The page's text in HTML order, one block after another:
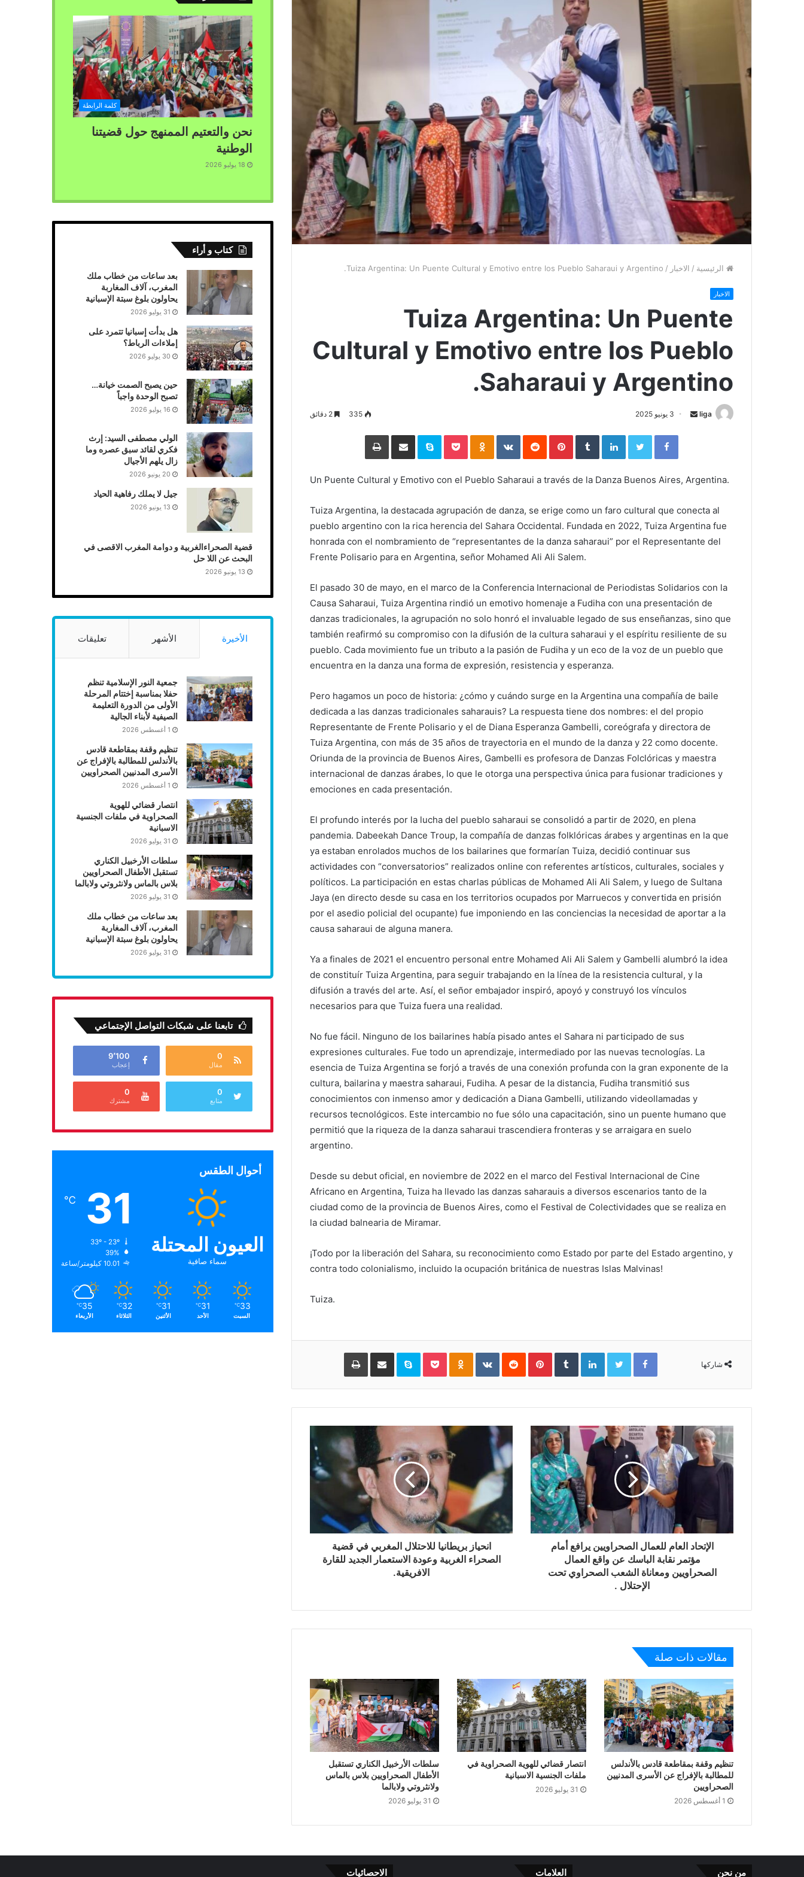
الرئيسية / الاخبار /
Tuiza Argentina: Un Puente Cultural y Emotivo entre los Pueblo Saharaui y Argentino.
الاخبار
Tuiza Argentina: Un Puente
Cultural y Emotivo entre los Pueblo
Saharaui y Argentino.
liga
n
m
a
i
3 يونيو 2025 335
Facebook
Twitter
LinkedIn
‏Tumblr
Pinterest
‏Reddit
‏VKontakte
Pocket
Skype مشاركة عبر البريد
Un Puente Cultural y Emotivo con el Pueblo Saharaui a través de la Danza Buenos Aires, Argentina.
Tuiza Argentina, la destacada agrupación de danza, se erige como un faro cultural que conecta al
pueblo argentino con la rica herencia del Sahara Occidental. Fundada en 2022, Tuiza Argentina fue
honrada con el nombramiento de “representantes de la danza saharaui” por el Representante del
Frente Polisario para en Argentina, señor Mohamed Ali Ali Salem.
El pasado 30 de mayo, en el marco de la Conferencia Internacional de Periodistas Solidarios con la
Causa Saharaui, Tuiza Argentina rindió un emotivo homenaje a Fudiha con una presentación de
danzas tradicionales, la agrupación no solo honró el invaluable legado de sus enseñanzas, sino que
también reafirmó su compromiso con la difusión de la cultura saharaui y el espíritu resiliente de su
pueblo. Cada movimiento fue un tributo a la pasión de Fudiha y un eco de la voz de un pueblo que
encuentra en la danza una forma de expresión, resistencia y esperanza.
Pero hagamos un poco de historia: ¿cómo y cuándo surge en la Argentina una compañía de baile
dedicada a las danzas tradicionales saharauis? La respuesta tiene dos nombres: el del propio
Representante de Frente Polisario y el de Diana Esperanza Gambelli, coreógrafa y directora de
Tuiza Argentina, con más de 35 años de trayectoria en el mundo de la danza y 22 como docente.
Oriunda de la provincia de Buenos Aires, Gambelli es profesora de Danzas Folclóricas y maestra
internacional de danzas árabes, lo que le otorga una perspectiva única para fusionar tradiciones y
emociones en cada presentación.
El profundo interés por la lucha del pueblo saharaui se consolidó a partir de 2020, en plena
pandemia. Dabeekah Dance Troup, la compañía de danzas folklóricas árabes y argentinas en la que
ya estaban enrolados muchos de los bailarines que formarían Tuiza, decidió continuar sus
actividades con “conversatorios” realizados online con referentes artísticos, culturales, sociales y
políticos. La participación en estas charlas públicas de Mohamed Ali Ali Salem, y luego de Sultana
Jaya (en directo desde su casa en los territorios ocupados por Marruecos y convertida en prisión
por el asedio policial del ocupante) fue imponiendo en las conciencias la necesidad de aportar a la
causa saharaui de alguna manera.
Ya a finales de 2021 el encuentro personal entre Mohamed Ali Ali Salem y Gambelli alumbró la idea
de constituír Tuiza Argentina, para seguir trabajando en la línea de la resistencia cultural, y la
difusión a través del arte. Así, el señor embajador inspiró, apoyó y construyó los vínculos
necesarios para que Tuiza fuera una realidad.
No fue fácil. Ninguno de los bailarines había pisado antes el Sahara ni participado de sus
expresiones culturales. Fue todo un aprendizaje, intermediado por las nuevas tecnologías. La
esencia de Tuiza Argentina se forjó a través de una conexión profunda con la gran exponente de la
cultura, bailarina y maestra saharaui, Fudiha. A pesar de la distancia, Fudiha transmitió sus
conocimientos con inmenso amor y dedicación a Diana Gambelli, utilizando videollamadas y
recursos tecnológicos. Este intercambio no fue sólo una capacitación, sino un puente humano que
permitió que la riqueza de la danza saharaui trascendiera fronteras y se arraigara en suelo
argentino.
Desde su debut oficial, en noviembre de 2022 en el marco del Festival Internacional de Cine
Africano en Argentina, Tuiza ha llevado las danzas saharauis a diversos escenarios tanto de la
ciudad como de la provincia de Buenos Aires, como el Festival de Colectividades que se realiza en
la ciudad balnearia de Miramar.
¡Todo por la liberación del Sahara, su reconocimiento como Estado por parte del Estado argentino, y
contra todo colonialismo, incluido la ocupación británica de nuestras Islas Malvinas!
Tuiza.
شاركها
Facebook
Twitter
LinkedIn
‏Tumblr
Pinterest
‏Reddit
‏VKontakte
Pocket
Skype مشاركة عبر البريد
الإتحاد العام للعمال الصحراويين يرافع أمام
مؤتمر نقابة الباسك عن واقع العمال
الصحراويين ومعاناة الشعب الصحراوي تحت
الإحتلال .
انحياز بريطانيا للاحتلال المغربي في قضية
الصحراء الغربية وعودة الاستعمار الجديد للقارة
الافريقية.
مقالات ذات صلة
تنظيم وقفة بمقاطعة قادس بالأندلس
للمطالبة بالإفراج عن الأسرى المدنيين
الصحراويين
1 أغسطس 2026
انتصار قضائي للهوية الصحراوية في
ملفات الجنسية الاسبانية
31 يوليو 2026
سلطات الأرخبيل الكناري تستقبل
الأطفال الصحراويين بلاس بالماس
ولانثروتي ولابالما
31 يوليو 2026
كلمة الرابطة
نحن والتعتيم الممنهج حول قضيتنا
الوطنية
18 يوليو 2026
كتاب و أراء
بعد ساعات من خطاب ملك
المغرب، آلاف المغاربة
يحاولون بلوغ سبتة الإسبانية
31 يوليو 2026
هل بدأت إسبانيا تتمرد على
إملاءات الرباط؟
30 يوليو 2026
حين يصبح الصمت خيانة…
تصبح الوحدة واجباً
16 يوليو 2026
الولي مصطفى السيد: إرث
فكري لقائد سبق عصره وما
زال يلهم الأجيال
20 يونيو 2026
جيل لا يملك رفاهية الحياد
13 يونيو 2026
قضية الصحراءالغربية و دوامة المغرب الاقصى في
البحث عن اللا حل
13 يونيو 2026
الأخيرة الأشهر تعليقات
جمعية النور الإسلامية تنظم
حفلا بمناسبة إختتام المرحلة
الأولى من الدورة التعليمة
الصيفية لأبناء الجالية
1 أغسطس 2026
تنظيم وقفة بمقاطعة قادس
بالأندلس للمطالبة بالإفراج عن
الأسرى المدنيين الصحراويين
1 أغسطس 2026
انتصار قضائي للهوية
الصحراوية في ملفات الجنسية
الاسبانية
31 يوليو 2026
سلطات الأرخبيل الكناري
تستقبل الأطفال الصحراويين
بلاس بالماس ولانثروتي ولابالما
31 يوليو 2026
بعد ساعات من خطاب ملك
المغرب، آلاف المغاربة
يحاولون بلوغ سبتة الإسبانية
31 يوليو 2026
تابعنا على شبكات التواصل الإجتماعي
0
مقال
9٬100
إعجاب
0
متابع
0
مشترك
أحوال الطقس
العيون المحتلة
سماء صافية
31
℃
39%
10.01 كيلومتر/ساعة
33
℃
السبت
31
℃
الأحد
31
℃
الأثنين
32
℃
الثلاثاء
35
℃
الأربعاء
من نحن العلامات الاحصائيات